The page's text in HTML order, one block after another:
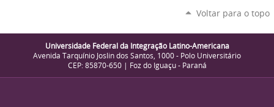
Voltar para o topo
Universidade Federal da Integração Latino-Americana
Avenida Tarquínio Joslin dos Santos, 1000 - Polo Universitário
CEP: 85870-650 | Foz do Iguaçu - Paraná